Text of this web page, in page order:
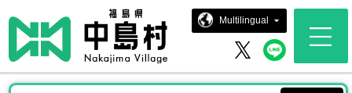
中島村ホ
Multilingual
中島村 X中島